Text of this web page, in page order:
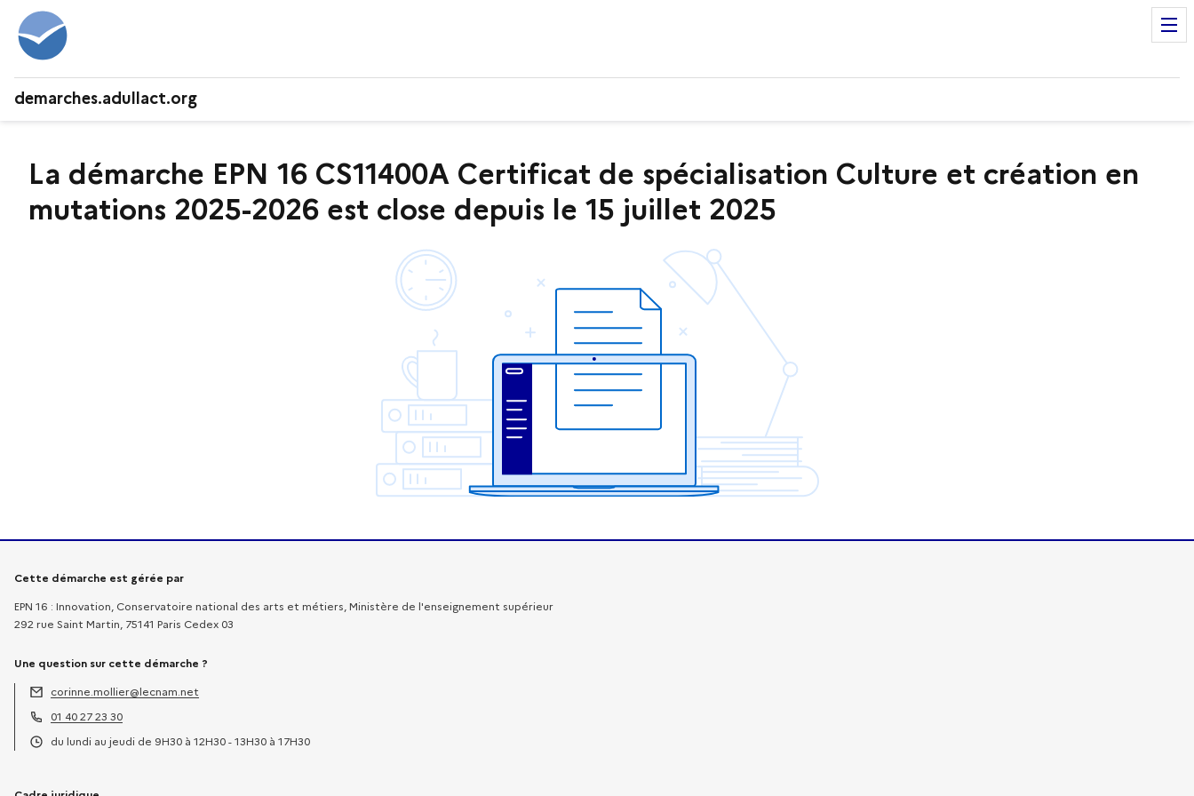
demarches.adullact.org
La démarche EPN 16 CS11400A Certificat de spécialisation Culture et création en
mutations 2025-2026 est close depuis le 15 juillet 2025
Informations sur la démarche
Cette démarche est gérée par
EPN 16 : Innovation, Conservatoire national des arts et métiers, Ministère de l'enseignement supérieur
292 rue Saint Martin, 75141 Paris Cedex 03
Une question sur cette démarche ?
Adresse électronique :
corinne.mollier@lecnam.net
Téléphone :
01 40 27 23 30
du lundi au jeudi de 9H30 à 12H30 - 13H30 à 17H30